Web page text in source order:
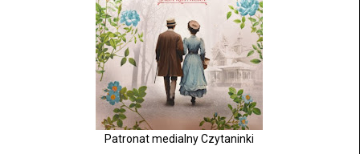
Patronat medialny Czytaninki